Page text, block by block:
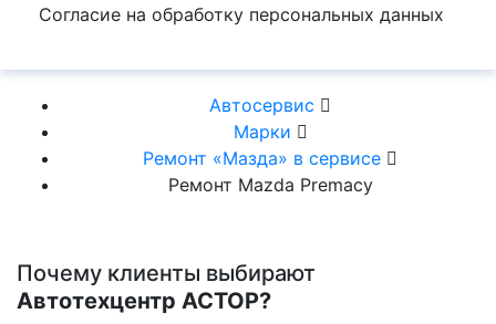
Согласие на обработку персональных данных
Автосервис
Марки
Ремонт «Мазда» в сервисе
Ремонт Mazda Premacy
Почему клиенты выбирают
Автотехцентр АСТОР?